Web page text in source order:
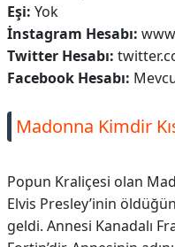
Eşi: Yok
İnstagram Hesabı:
Twitter Hesabı:
Facebook Hesabı:
Madonna Kimdir
Popun Kraliçesi olan
Elvis Presley’inin
geldi. Annesi Kanadalı